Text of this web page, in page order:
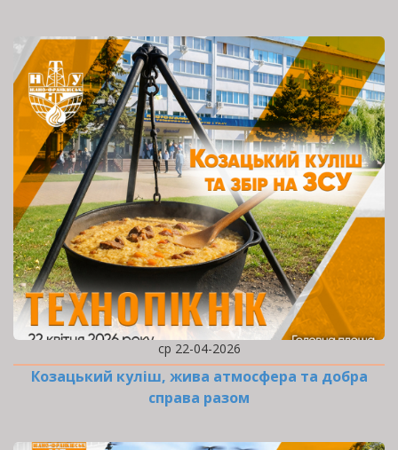
ср 22-04-2026
Козацький куліш, жива атмосфера та добра
справа разом